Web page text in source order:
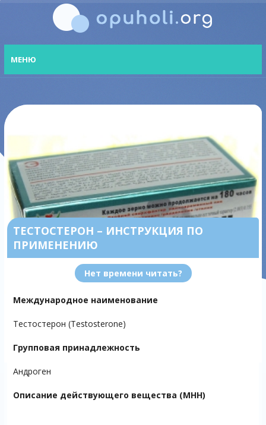
МЕНЮ
ТЕСТОСТЕРОН – ИНСТРУКЦИЯ ПО
ПРИМЕНЕНИЮ
Нет времени читать?
Международное наименование
Тестостерон (Testosterone)
Групповая принадлежность
Андроген
Описание действующего вещества (МНН)